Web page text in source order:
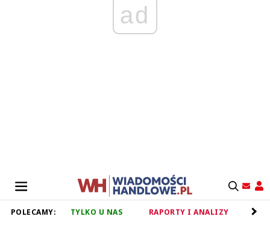
ad
POLECAMY: TYLKO U NAS RAPORTY I ANALIZY